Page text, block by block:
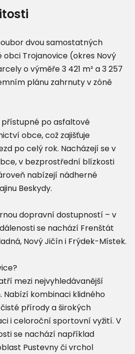
dvou samostatných
Trojanovice (okres Nový
o výměře 3 421 m² a 3 257
plánu zahrnuty v zóně
přístupné po asfaltové
obce, což zajišťuje
po celý rok. Nacházejí se v
v bezprostřední blízkosti
nabízejí nádherné
Beskydy.
dopravní dostupností – v
se nachází Frenštát
Nový Jičín i Frýdek-Místek.
mezi nejvyhledávanější
Nabízí kombinaci klidného
přírody a širokých
i celoroční sportovní vyžití. V
se nachází například
Pustevny či vrchol